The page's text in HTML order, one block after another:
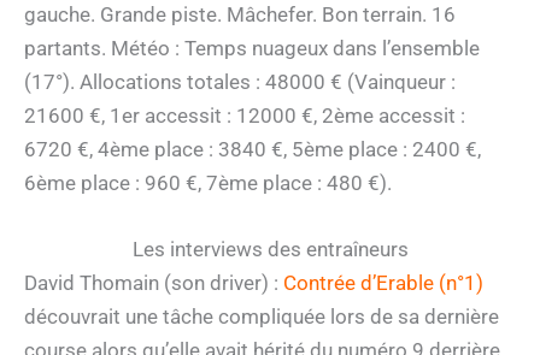
gauche. Grande piste. Mâchefer. Bon terrain. 16
partants. Météo : Temps nuageux dans l’ensemble
(17°). Allocations totales : 48000 € (Vainqueur :
21600 €, 1er accessit : 12000 €, 2ème accessit :
6720 €, 4ème place : 3840 €, 5ème place : 2400 €,
6ème place : 960 €, 7ème place : 480 €).
Les interviews des entraîneurs
David Thomain (son driver) : Contrée d’Erable (n°1)
découvrait une tâche compliquée lors de sa dernière
course alors qu’elle avait hérité du numéro 9 derrière